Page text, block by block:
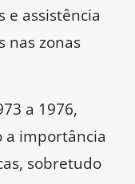
e assistência
nas zonas
a 1976,
a importância
sobretudo